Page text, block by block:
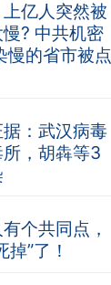
亿人突然被
? 中共机密
慢的省市被点
：武汉病毒
，胡犇等3
个共同点，
”了！